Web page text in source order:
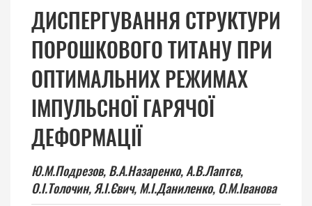
ДИСПЕРГУВАННЯ СТРУКТУРИ
ПОРОШКОВОГО ТИТАНУ ПРИ
ОПТИМАЛЬНИХ РЕЖИМАХ
ІМПУЛЬСНОЇ ГАРЯЧОЇ
ДЕФОРМАЦІЇ
Ю.М.Подрезов, В.А.Назаренко, А.В.Лаптєв,
О.І.Толочин, Я.І.Євич, М.І.Даниленко, О.М.Іванова